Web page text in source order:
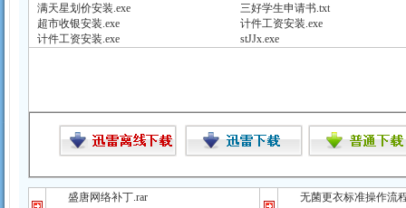
满天星划价安装.exe
三好学生申请书.txt
超市收银安装.exe
计件工资安装.exe
计件工资安装.exe
stJJx.exe
盛唐网络补丁.rar
无菌更衣标准操作流